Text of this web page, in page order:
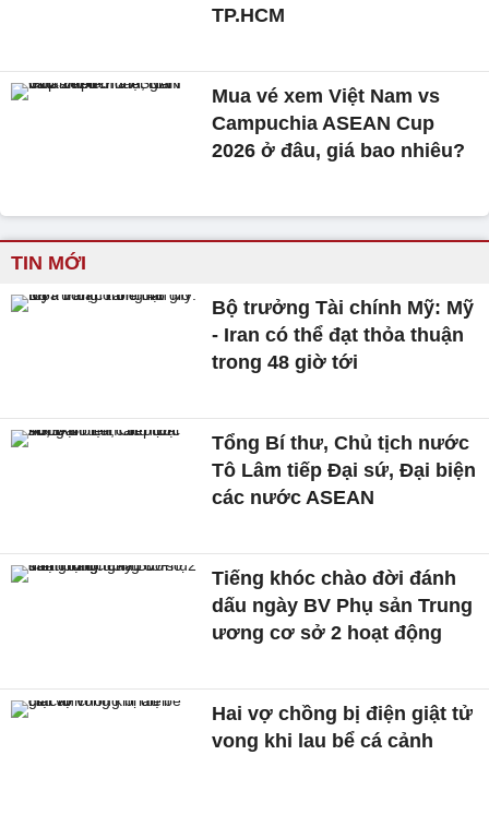
TP.HCM
Mua vé xem Việt Nam vs
Campuchia ASEAN Cup
2026 ở đâu, giá bao nhiêu?
TIN MỚI
Bộ trưởng Tài chính Mỹ: Mỹ
- Iran có thể đạt thỏa thuận
trong 48 giờ tới
Tổng Bí thư, Chủ tịch nước
Tô Lâm tiếp Đại sứ, Đại biện
các nước ASEAN
Tiếng khóc chào đời đánh
dấu ngày BV Phụ sản Trung
ương cơ sở 2 hoạt động
Hai vợ chồng bị điện giật tử
vong khi lau bể cá cảnh